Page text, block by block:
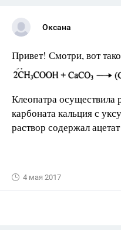
Оксана
Привет! Смотри, вот
Клеопатра осуществила
карбоната кальция с
раствор содержал
4 мая 2017